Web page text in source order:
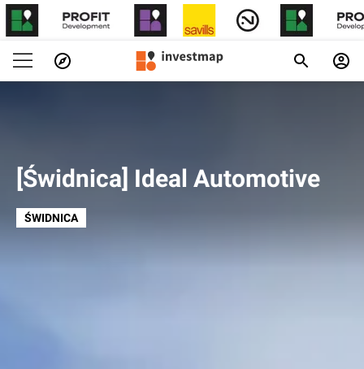
[Świdnica] Ideal Automotive
ŚWIDNICA